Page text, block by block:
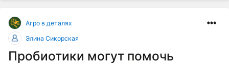
Агро в деталях
Элина Сикорская
Пробиотики могут помочь